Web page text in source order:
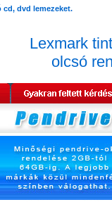
Lexmark
olcsó